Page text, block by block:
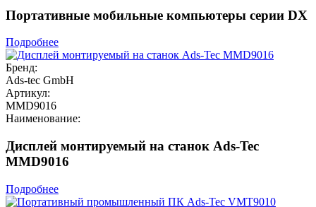
Портативные мобильные компьютеры серии DX
Подробнее
Бренд:
Ads-tec GmbH
Артикул:
MMD9016
Наименование:
Дисплей монтируемый на станок Ads-Tec
MMD9016
Подробнее